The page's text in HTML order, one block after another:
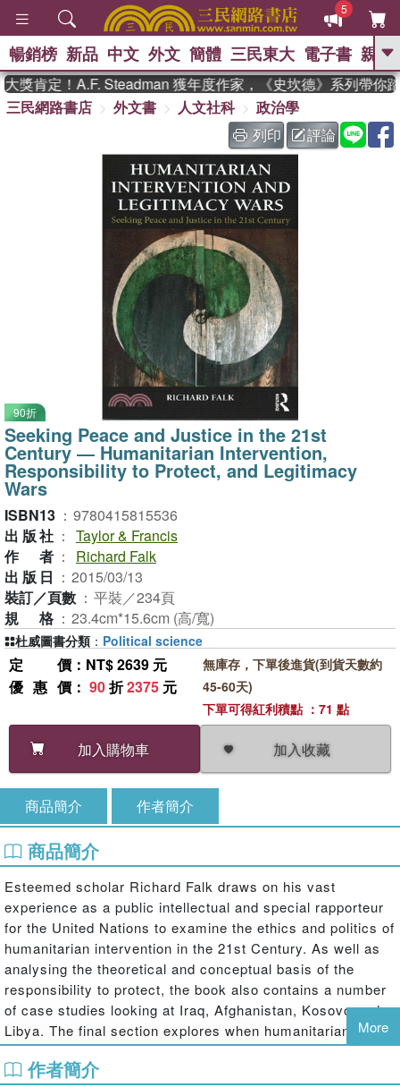
5
GO
熱搜： 東野圭吾 、 The Odyssey
、 如果歷史是一群喵 、 暑期
國際布克獎 臺灣漫遊錄 、 方
念華 、 台灣的李登輝時代
孩：黎曼猜想 、 偉大的迷走神經
暢銷榜 新品 中文 外文 簡體 三民東大 電子書 親子
肯定！A.F. Steadman 獲年度作家，《史坎德》系列帶你踏
三民網路書店
外文書 人文社科
政治學
列印
評論
90折
Seeking Peace and Justice in the 21st
Century ― Humanitarian Intervention,
Responsibility to Protect, and Legitimacy
Wars
ISBN13 ： 9780415815536
出版社 ： Taylor & Francis
作者 ：
Richard Falk
出版日 ： 2015/03/13
裝訂／頁數 ： 平裝／234頁
規格 ： 23.4cm*15.6cm (高/寬)
定價 ：NT$ 2639 元
優惠價 ： 90折2375 元
加入購物車 加入收藏
無庫存，下單後進貨(到貨天數約
45-60天)
下單可得紅利積點 ：71 點
杜威圖書分類 ： Political science
商品簡介 作者簡介
商品簡介
Esteemed scholar Richard Falk draws on his vast
experience as a public intellectual and special rapporteur
for the United Nations to examine the ethics and politics of
humanitarian intervention in the 21st Century. As well as
analysing the theoretical and conceptual basis of the
responsibility to protect, the book also contains a number
of case studies looking at Iraq, Afghanistan, Kosovo and
Libya. The final section explores when humanitarian
intervention can succeed and the changing nature of
international political legitimacy in countries such as India,
More
作者簡介